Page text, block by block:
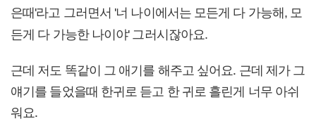
은때'라고 그러면서 '너 나이에서는 모든게 다 가능해, 모
든게 다 가능한 나이야' 그러시잖아요.
근데 저도 똑같이 그 애기를 해주고 싶어요. 근데 제가 그
얘기를 들었을때 한귀로 듣고 한 귀로 흘린게 너무 아쉬
워요.